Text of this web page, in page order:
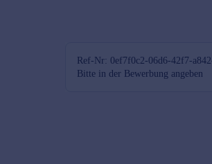
Ref-Nr: 0ef7f0c2-06d6-42f7-
Bitte in der Bewerbung angeben